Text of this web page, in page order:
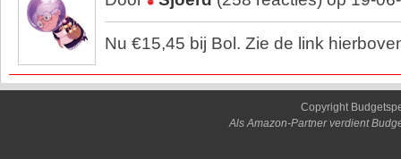
Nu €15,45 bij Bol. Zie de link
Copyright
Als Amazon-Partner verdient